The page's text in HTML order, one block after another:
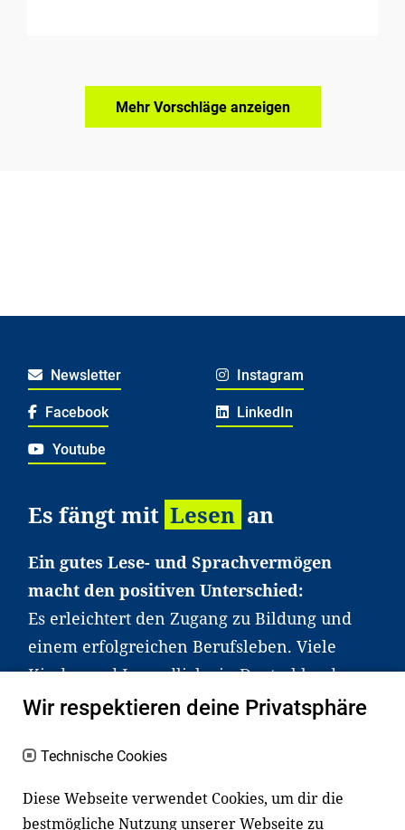
Mehr Vorschläge anzeigen
Newsletter Instagram
Facebook LinkedIn
Youtube
Es fängt mit Lesen an
Ein gutes Lese- und Sprachvermögen
macht den positiven Unterschied:
Es erleichtert den Zugang zu Bildung und
einem erfolgreichen Berufsleben. Viele
Kinder und Jugendliche in Deutschland
haben aber große Schwierigkeiten dabei.
an Familien sowie an Erzieher*innen,
Lehrer*innen und andere
Fachexpert*innen. Dafür arbeiten wir eng
Wir respektieren deine Privatsphäre
Technische Cookies
Diese Webseite verwendet Cookies, um dir die
bestmögliche Nutzung unserer Webseite zu